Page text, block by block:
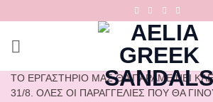
περιεχόμενο
ΤΟ ΕΡΓΑΣΤΗΡΙΟ ΜΑΣ ΘΑ ΠΑΡΑΜΕΙΝΕΙ
31/8. ΟΛΕΣ ΟΙ ΠΑΡΑΓΓΕΛΙΕΣ ΠΟΥ ΘΑ